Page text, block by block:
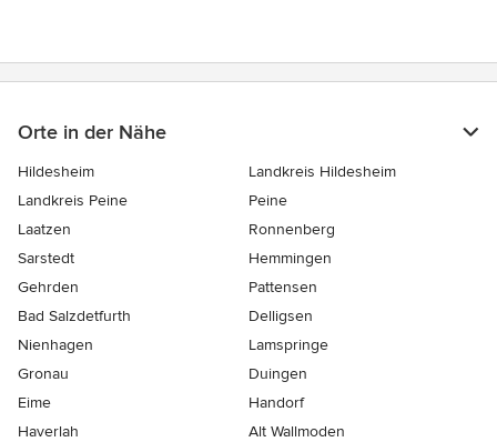
Orte in der Nähe
Hildesheim
Landkreis Hildesheim
Landkreis Peine
Peine
Laatzen
Ronnenberg
Sarstedt
Hemmingen
Gehrden
Pattensen
Bad Salzdetfurth
Delligsen
Nienhagen
Lamspringe
Gronau
Duingen
Eime
Handorf
Haverlah
Alt Wallmoden